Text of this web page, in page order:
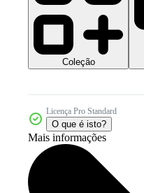
Coleção
Licença Pro Standard
O que é isto?
Mais informações